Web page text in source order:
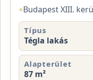
⌖Budapest XIII.
Típus
Tégla lakás
Alapterület
87 m²